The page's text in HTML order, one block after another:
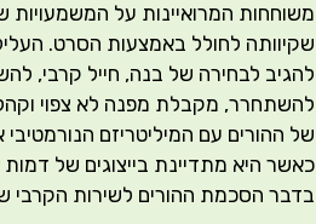
משוחחות המרואיינות על המשמעויות
שקיוותה לחולל באמצעות הסרט.
להגיב לבחירה של בנה, חייל קרבי,
להשתחרר, מקבלת מפנה לא צפוי
של ההורים עם המיליטריזם
כאשר היא מתדיינת בייצוגים של
בדבר הסכמת ההורים לשירות הקרבי